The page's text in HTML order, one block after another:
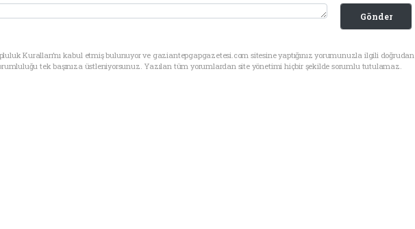
Gönder
Kuralları’nı kabul etmiş bulunuyor ve gaziantepgapgazetesi.com sitesine yaptığınız yorumunuzla ilgili doğrudan
tek başınıza üstleniyorsunuz. Yazılan tüm yorumlardan site yönetimi hiçbir şekilde sorumlu tutulamaz.